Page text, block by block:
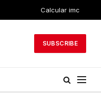
Calcular imc
SUBSCRIBE